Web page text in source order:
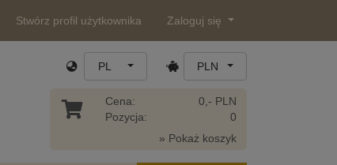
Stwórz profil użytkownika Zaloguj się
PL PLN
Cena:
Pozycja:
0,- PLN
0
» Pokaż koszyk